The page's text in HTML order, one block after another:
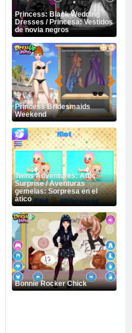
Princess: Black Wedding
Dresses / Princesa: Vestidos
de novia negros
Princess Bridesmaids
Weekend
Twins Adventures: Attic
Surprise / Aventuras
gemelas: Sorpresa en el
ático
Bonnie Rocker Chick